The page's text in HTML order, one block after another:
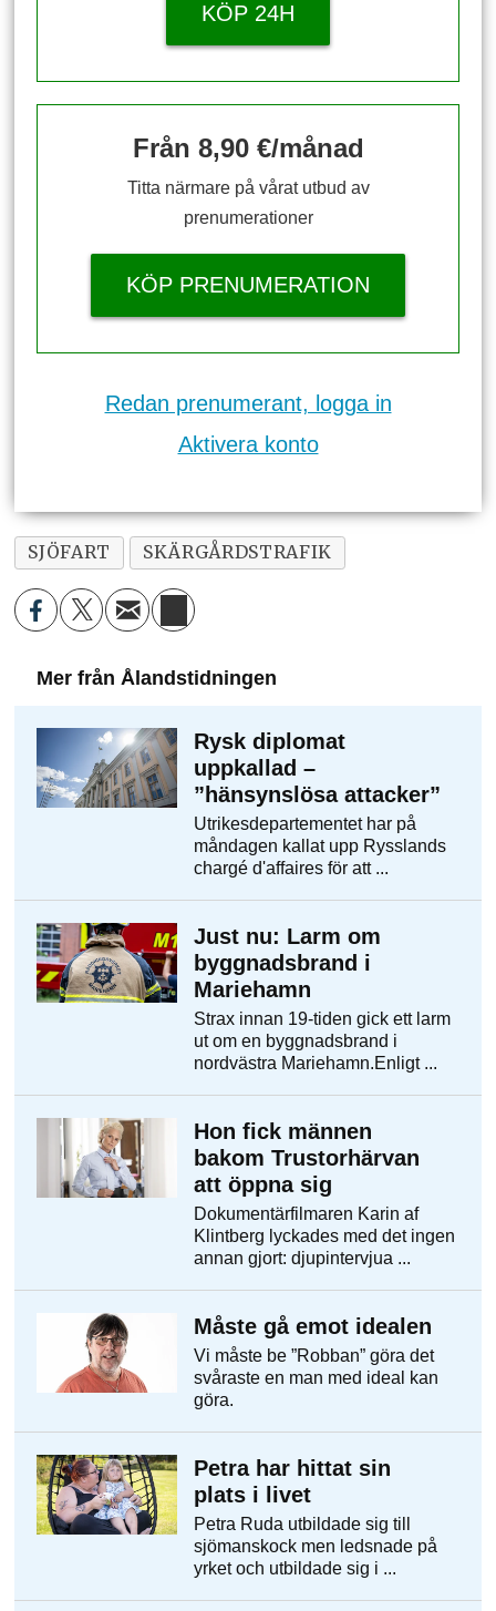
KÖP 24H
Från 8,90 €/månad
Titta närmare på vårat utbud av
prenumerationer
KÖP PRENUMERATION
Redan prenumerant, logga in
Aktivera konto
SJÖFART SKÄRGÅRDSTRAFIK